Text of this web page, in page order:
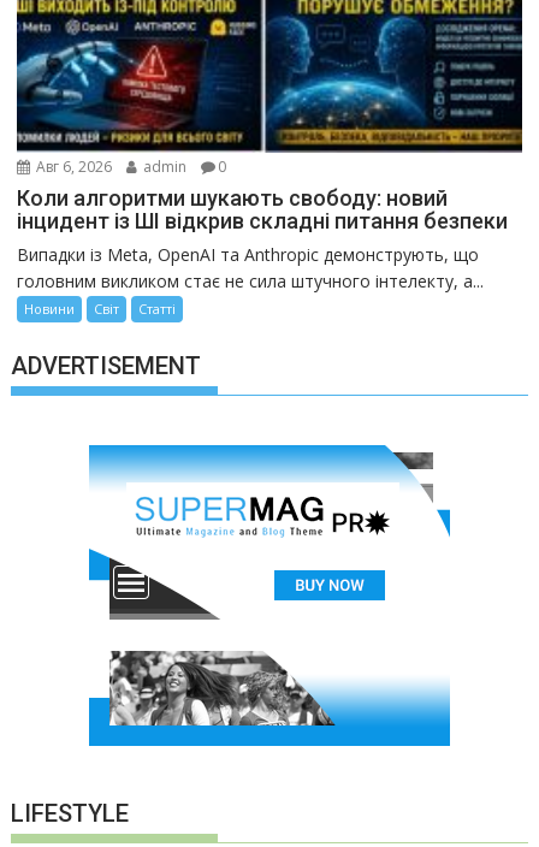
Авг 6, 2026 admin 0
Коли алгоритми шукають свободу: новий
інцидент із ШІ відкрив складні питання безпеки
Випадки із Meta, OpenAI та Anthropic демонструють, що
головним викликом стає не сила штучного інтелекту, а...
Новини Світ Статті
ADVERTISEMENT
LIFESTYLE